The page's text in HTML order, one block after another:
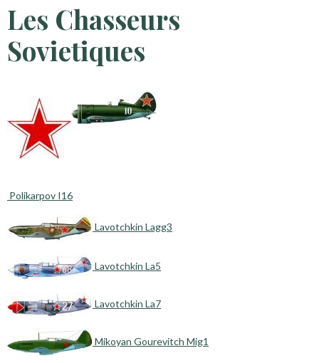
Les Chasseurs
Sovietiques
Polikarpov I16
Lavotchkin Lagg3
Lavotchkin La5
Lavotchkin La7
Mikoyan Gourevitch Mig1